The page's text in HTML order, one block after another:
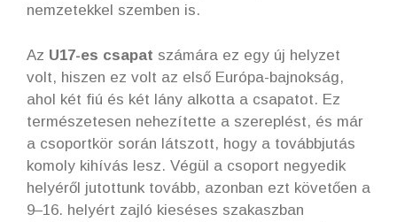
nemzetekkel szemben is.
Az U17-es csapat számára ez egy új helyzet
volt, hiszen ez volt az első Európa-bajnokság,
ahol két fiú és két lány alkotta a csapatot. Ez
természetesen nehezítette a szereplést, és már
a csoportkör során látszott, hogy a továbbjutás
komoly kihívás lesz. Végül a csoport negyedik
helyéről jutottunk tovább, azonban ezt követően a
9–16. helyért zajló kieséses szakaszban